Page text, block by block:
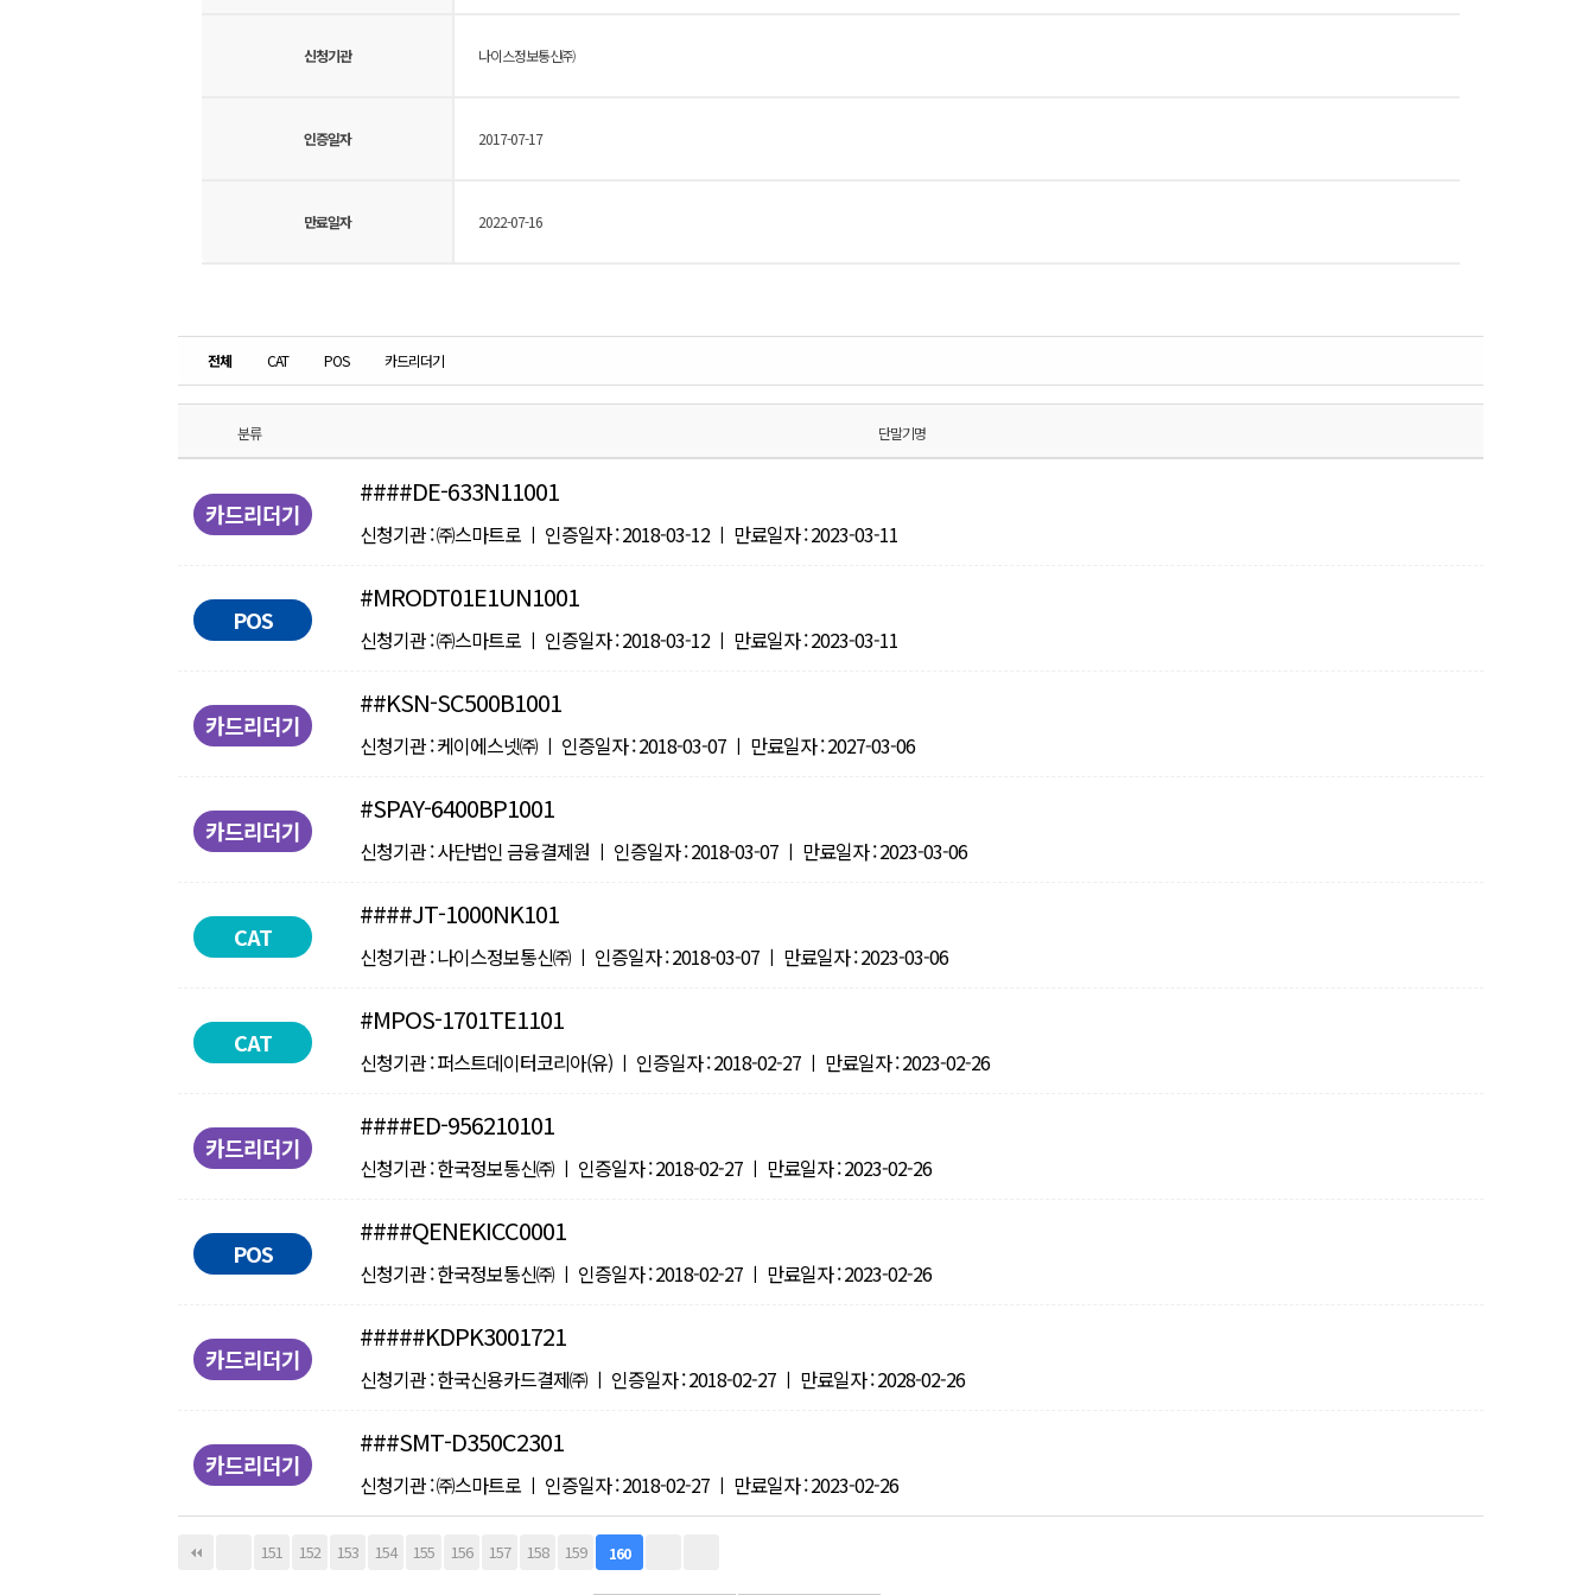
신청기관 나이스정보통신㈜
인증일자 2017-07-17
만료일자 2022-07-16
전체 CAT POS 카드리더기
분류 단말기명
카드리더기
####DE-633N11001
신청기관 : ㈜스마트로 ㅣ 인증일자 : 2018-03-12 ㅣ 만료일자 : 2023-03-11
POS
#MRODT01E1UN1001
신청기관 : ㈜스마트로 ㅣ 인증일자 : 2018-03-12 ㅣ 만료일자 : 2023-03-11
카드리더기
##KSN-SC500B1001
신청기관 : 케이에스넷㈜ ㅣ 인증일자 : 2018-03-07 ㅣ 만료일자 : 2027-03-06
카드리더기
#SPAY-6400BP1001
신청기관 : 사단법인 금융결제원 ㅣ 인증일자 : 2018-03-07 ㅣ 만료일자 : 2023-03-06
CAT
####JT-1000NK101
신청기관 : 나이스정보통신㈜ ㅣ 인증일자 : 2018-03-07 ㅣ 만료일자 : 2023-03-06
CAT
#MPOS-1701TE1101
신청기관 : 퍼스트데이터코리아(유) ㅣ 인증일자 : 2018-02-27 ㅣ 만료일자 : 2023-02-26
카드리더기
####ED-956210101
신청기관 : 한국정보통신㈜ ㅣ 인증일자 : 2018-02-27 ㅣ 만료일자 : 2023-02-26
POS
####QENEKICC0001
신청기관 : 한국정보통신㈜ ㅣ 인증일자 : 2018-02-27 ㅣ 만료일자 : 2023-02-26
카드리더기
#####KDPK3001721
신청기관 : 한국신용카드결제㈜ ㅣ 인증일자 : 2018-02-27 ㅣ 만료일자 : 2028-02-26
카드리더기
###SMT-D350C2301
신청기관 : ㈜스마트로 ㅣ 인증일자 : 2018-02-27 ㅣ 만료일자 : 2023-02-26
151 152 153 154 155 156 157 158 159 160